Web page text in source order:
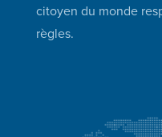
citoyen du monde
règles.